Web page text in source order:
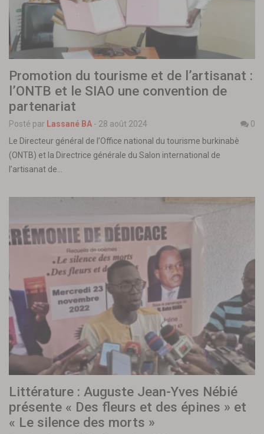
Promotion du tourisme et de l’artisanat :
l’ONTB et le SIAO une convention de
partenariat
Posté par Lassané BA - 28 août 2024
0
Le Directeur général de l’Office national du tourisme burkinabè
(ONTB) et la Directrice générale du Salon international de
l’artisanat de…
Littérature : Auguste Jean-Yves Nébié
présente « Des fleurs et des épines » et
« Le silence des morts »